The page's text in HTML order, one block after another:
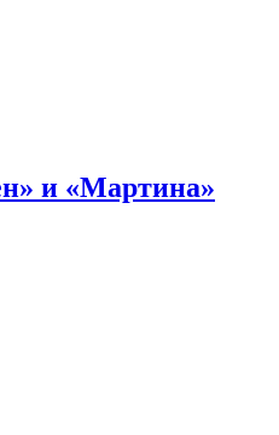
и «Мартина»